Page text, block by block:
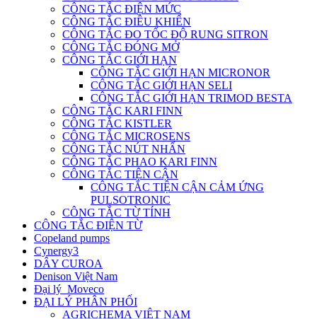
CÔNG TẮC ĐIỆN MỨC
CÔNG TẮC ĐIỀU KHIỂN
CÔNG TẮC ĐO TỐC ĐỘ RUNG SITRON
CÔNG TẮC ĐÓNG MỞ
CÔNG TẮC GIỚI HẠN
CÔNG TẮC GIỚI HẠN MICRONOR
CÔNG TẮC GIỚI HẠN SELI
CÔNG TẮC GIỚI HẠN TRIMOD BESTA
CÔNG TẮC KARI FINN
CÔNG TẮC KISTLER
CÔNG TẮC MICROSENS
CÔNG TẮC NÚT NHẤN
CÔNG TẮC PHAO KARI FINN
CÔNG TẮC TIỆN CẬN
CÔNG TẮC TIỆN CẬN CẢM ỨNG
PULSOTRONIC
CÔNG TẮC TỪ TÍNH
CÔNG TẮC ĐIỆN TỪ
Copeland pumps
Cynergy3
DÂY CUROA
Denison Việt Nam
Đại lý Moveco
ĐẠI LÝ PHÂN PHỐI
AGRICHEMA VIỆT NAM